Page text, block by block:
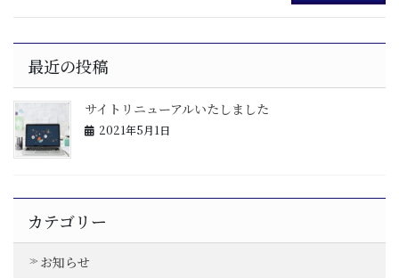
最近の投稿
サイトリニューアルいたしました
2021年5月1日
カテゴリー
お知らせ